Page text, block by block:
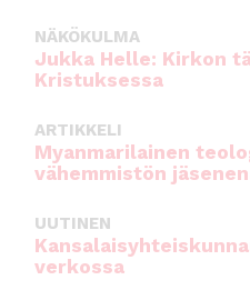
NÄKÖKULMA
Jukka Helle: Kirkon
Kristuksessa
ARTIKKELI
Myanmarilainen
vähemmistön
UUTINEN
verkossa